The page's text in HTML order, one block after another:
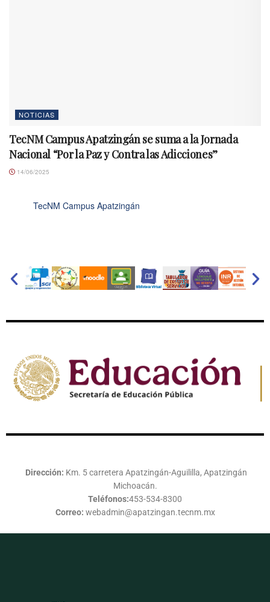
NOTICIAS
TecNM Campus Apatzingán se suma a la Jornada
Nacional “Por la Paz y Contra las Adicciones”
14/06/2025
TecNM Campus Apatzingán
Dirección: Km. 5 carretera Apatzingán-Aguililla, Apatzingán
Michoacán.
Teléfonos:453-534-8300
Correo: webadmin@apatzingan.tecnm.mx